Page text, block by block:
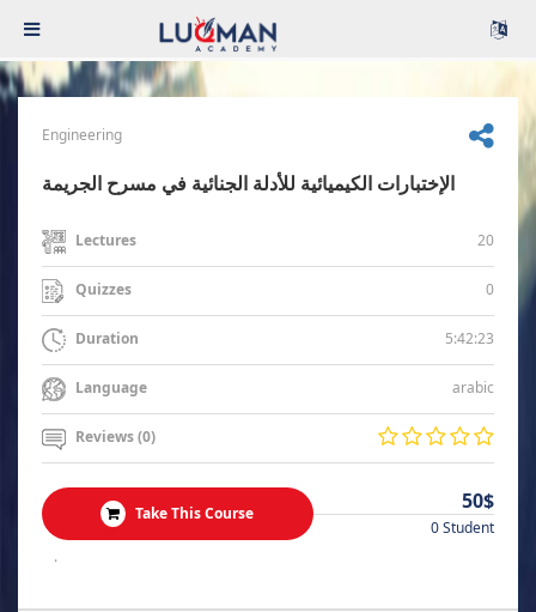
Engineering
الإختبارات الكيميائية للأدلة الجنائية في مسرح الجريمة
Lectures 20
Quizzes 0
Duration 5:42:23
Language arabic
Reviews (0)
Take This Course 50$
0 Student
.